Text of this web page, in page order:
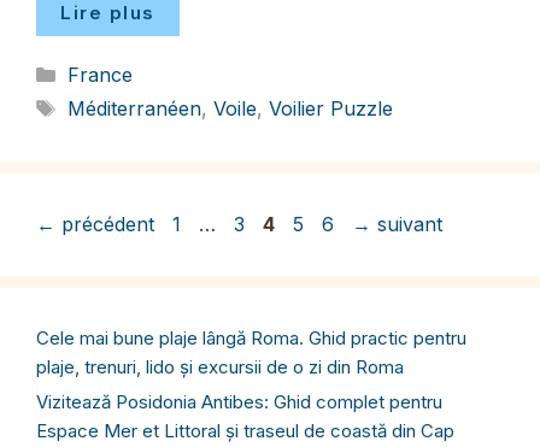
Lire plus
Catégories
France
Étiquettes
Méditerranéen, Voile, Voilier Puzzle
← précédent Page
1 … Page
3 Page
4 Page
5 Page
6 → suivant
Cele mai bune plaje lângă Roma. Ghid practic pentru
plaje, trenuri, lido și excursii de o zi din Roma
Vizitează Posidonia Antibes: Ghid complet pentru
Espace Mer et Littoral și traseul de coastă din Cap